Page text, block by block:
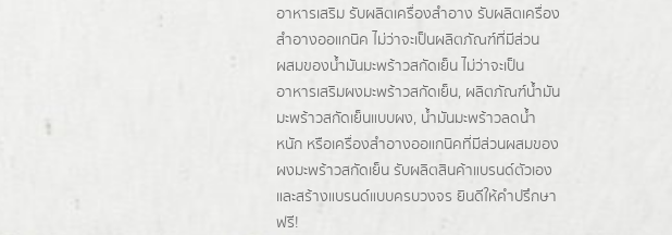
อาหารเสริม รับผลิตเครื่องสำอาง รับผลิตเครื่อง
สำอางออแกนิค ไม่ว่าจะเป็นผลิตภัณฑ์ที่มีส่วน
ผสมของน้ำมันมะพร้าวสกัดเย็น ไม่ว่าจะเป็น
อาหารเสริมผงมะพร้าวสกัดเย็น, ผลิตภัณฑ์น้ำมัน
มะพร้าวสกัดเย็นแบบผง, น้ำมันมะพร้าวลดน้ำ
หนักหรือเครื่องสำอางออแกนิคที่มีส่วนผสมของ
ผงมะพร้าวสกัดเย็น รับผลิตสินค้าแบรนด์ตัวเอง
และสร้างแบรนด์แบบครบวงจร ยินดีให้คำปรึกษา
ฟรี!